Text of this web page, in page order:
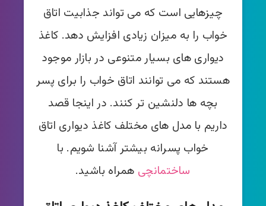
چیزهایی است که می تواند جذابیت اتاق
خواب را به میزان زیادی افزایش دهد. کاغذ
دیواری های بسیار متنوعی در بازار موجود
هستند که می توانند اتاق خواب را برای پسر
بچه ها دلنشین تر کنند. در اینجا قصد
داریم با مدل های مختلف کاغذ دیواری اتاق
خواب پسرانه بیشتر آشنا شویم. با
ساختمانچی همراه باشید.